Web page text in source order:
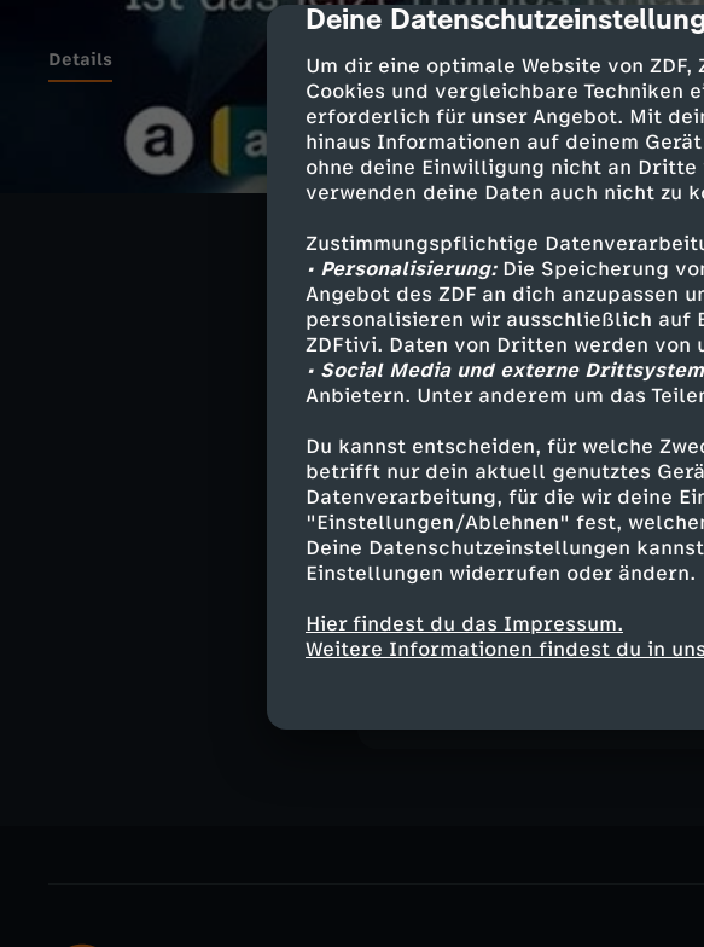
cmp-dialog-description
Deine
Um dir eine optimale Website von
Cookies und vergleichbare Techniken
erforderlich für unser Angebot. Mit
hinaus Informationen auf deinem
ohne deine Einwilligung nicht an
verwenden deine Daten auch nicht zu
Zustimmungspflichtige
• Personalisierung:Die Speicherung
Angebot des ZDF an dich anzupassen
personalisieren wir ausschließlich auf
ZDFtivi. Daten von Dritten werden von
• Social Media und externe
Anbietern. Unter anderem um das
Du kannst entscheiden, für welche
betrifft nur dein aktuell genutztes
Datenverarbeitung, für die wir deine
"Einstellungen/Ablehnen" fest,
Deine Datenschutzeinstellungen
Einstellungen widerrufen oder ändern.
Hier findest du das Impressum.
Weitere Informationen findest du in
Details
auslandsjournal – der
Sonderkorrespondentin
und Washington-Studioleiter
der Trump-Präsidentschaft
Veränderungen. Es geht um
wirtschaftliche Druckmittel
Die Hosts ordnen die
Zusammenhänge. Ein
Welt seit Trump nicht mehr
könnte.
Politik Talk informativ